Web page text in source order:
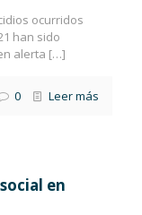
ocurridos
han sido
alerta […]
0 Leer más
en